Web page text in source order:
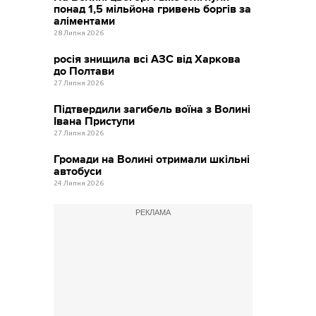
понад 1,5 мільйона гривень боргів за
аліментами
28 Липня 2026
росія знищила всі АЗС від Харкова
до Полтави
27 Липня 2026
Підтвердили загибель воїна з Волині
Івана Приступи
27 Липня 2026
Громади на Волині отримали шкільні
автобуси
24 Липня 2026
РЕКЛАМА